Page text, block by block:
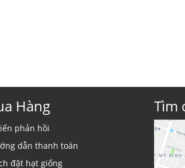
Hàng
phản hồi
dẫn thanh toán
đặt hạt giống
Tìm